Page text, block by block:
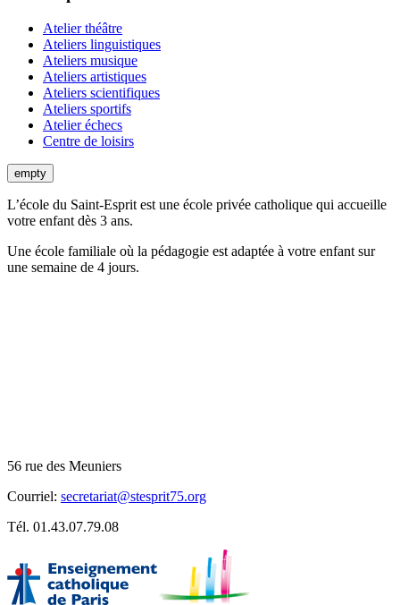
Atelier théâtre
Ateliers linguistiques
Ateliers musique
Ateliers artistiques
Ateliers scientifiques
Ateliers sportifs
Atelier échecs
Centre de loisirs
empty
L’école du Saint-Esprit est une école privée catholique qui accueille
votre enfant dès 3 ans.
Une école familiale où la pédagogie est adaptée à votre enfant sur
une semaine de 4 jours.
56 rue des Meuniers
Courriel: secretariat@stesprit75.org
Tél. 01.43.07.79.08